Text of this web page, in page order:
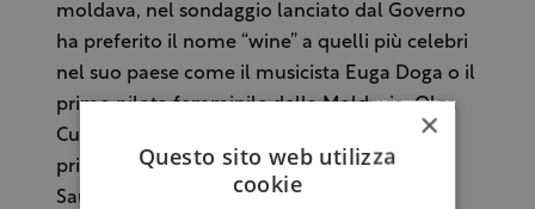
moldava, nel sondaggio lanciato dal Governo
ha preferito il nome “wine” a quelli più celebri
nel suo paese come il musicista Euga Doga o il
primo pilota femminile della Moldavia, Olga
Culic. Qui le produzioni comprendono
principalmente Cabernet Sauvignon, Merlot,
Sauvignon Blanc e Pinot Noir. Ma si trovano
×
Questo sito web utilizza
cookie